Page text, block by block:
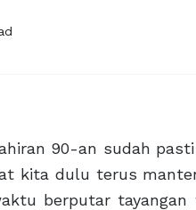
90-an sudah
kita dulu terus
berputar